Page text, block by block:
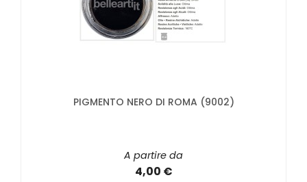
PIGMENTO NERO DI ROMA (9002)
A partire da
4,00 €